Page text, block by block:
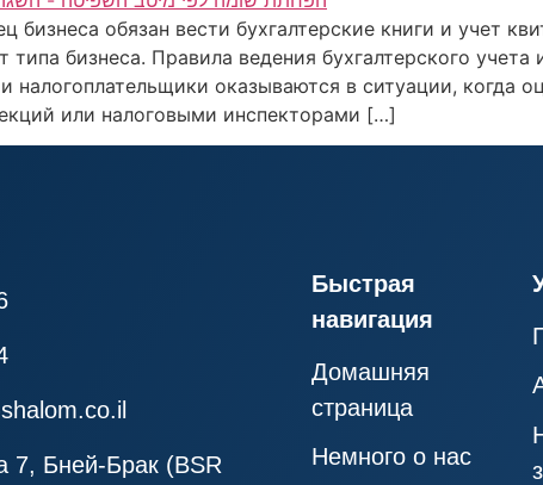
бизнеса обязан вести бухгалтерские книги и учет
типа бизнеса. Правила ведения бухгалтерского
налогоплательщики оказываются в ситуации, когда
или налоговыми инспекторами […]
7, Бней-Брак (BSR
Быстрая
навигация
Домашняя
страница
Немного о нас